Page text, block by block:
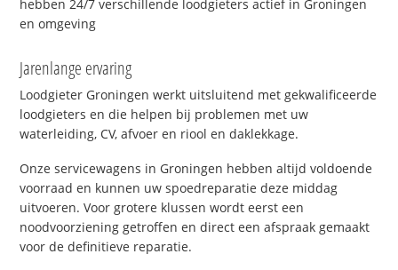
hebben 24/7 verschillende loodgieters actief in Groningen
en omgeving
Jarenlange ervaring
Loodgieter Groningen werkt uitsluitend met gekwalificeerde
loodgieters en die helpen bij problemen met uw
waterleiding, CV, afvoer en riool en daklekkage.
Onze servicewagens in Groningen hebben altijd voldoende
voorraad en kunnen uw spoedreparatie deze middag
uitvoeren. Voor grotere klussen wordt eerst een
noodvoorziening getroffen en direct een afspraak gemaakt
voor de definitieve reparatie.